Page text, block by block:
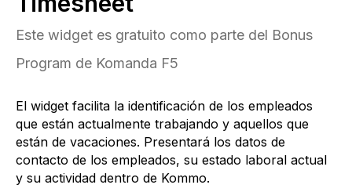
Este widget es gratuito como parte del Bonus
Program de Komanda F5
El widget facilita la identificación de los empleados
que están actualmente trabajando y aquellos que
están de vacaciones. Presentará los datos de
contacto de los empleados, su estado laboral actual
y su actividad dentro de Kommo.